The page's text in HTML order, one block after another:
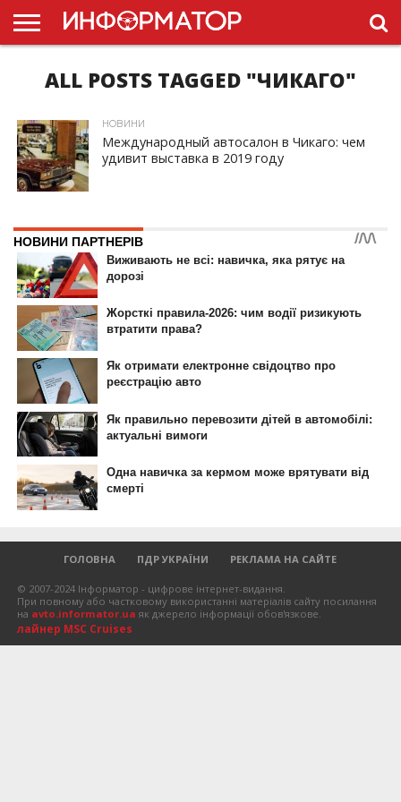
ГОЛОВНА
НОВИНИ
ПДР
УКРАЇНИ
РЕКЛАМА
ПРОЕКТЫ
ALL POSTS TAGGED "ЧИКАГО"
ID, "post_views_count", true); if ( $post_views >= 1) { ?>
НОВИНИ
Международный автосалон в Чикаго: чем
удивит выставка в 2019 году
ГОЛОВНА ПДР УКРАЇНИ РЕКЛАМА НА САЙТЕ
© 2007-2024 Інформатор - цифрове інтернет-видання.
При повному або частковому використанні матеріалів сайту посилання
на avto.informator.ua як джерело інформації обов'язкове.
лайнер MSC Cruises